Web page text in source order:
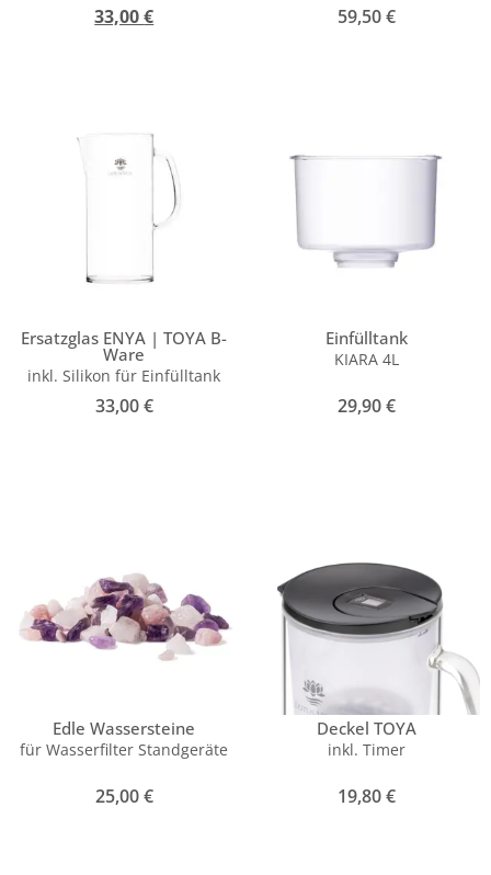
33,00€ 59,50€
Ersatzglas ENYA | TOYA B-
Ware
inkl. Silikon für Einfülltank
33,00€
Einfülltank
KIARA 4L
29,90€
Edle Wassersteine
für Wasserfilter Standgeräte
25,00€
Deckel TOYA
inkl. Timer
19,80€